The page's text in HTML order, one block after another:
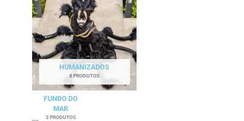
HUMANIZADOS
8 PRODUTOS
FUNDO DO
MAR
3 PRODUTOS